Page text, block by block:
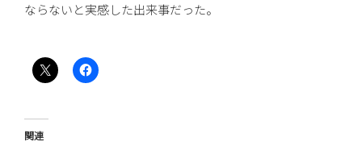
ならないと実感した出来事だった。
関連